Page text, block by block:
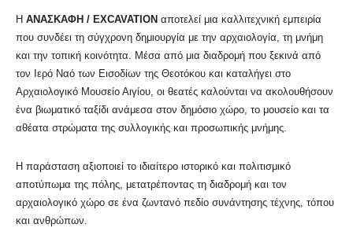
Η ΑΝΑΣΚΑΦΗ / EXCAVATION αποτελεί μια καλλιτεχνική εμπειρία
που συνδέει τη σύγχρονη δημιουργία με την αρχαιολογία, τη μνήμη
και την τοπική κοινότητα. Μέσα από μια διαδρομή που ξεκινά από
τον Ιερό Ναό των Εισοδίων της Θεοτόκου και καταλήγει στο
Αρχαιολογικό Μουσείο Αιγίου, οι θεατές καλούνται να ακολουθήσουν
ένα βιωματικό ταξίδι ανάμεσα στον δημόσιο χώρο, το μουσείο και τα
αθέατα στρώματα της συλλογικής και προσωπικής μνήμης.
Η παράσταση αξιοποιεί το ιδιαίτερο ιστορικό και πολιτισμικό
αποτύπωμα της πόλης, μετατρέποντας τη διαδρομή και τον
αρχαιολογικό χώρο σε ένα ζωντανό πεδίο συνάντησης τέχνης, τόπου
και ανθρώπων.